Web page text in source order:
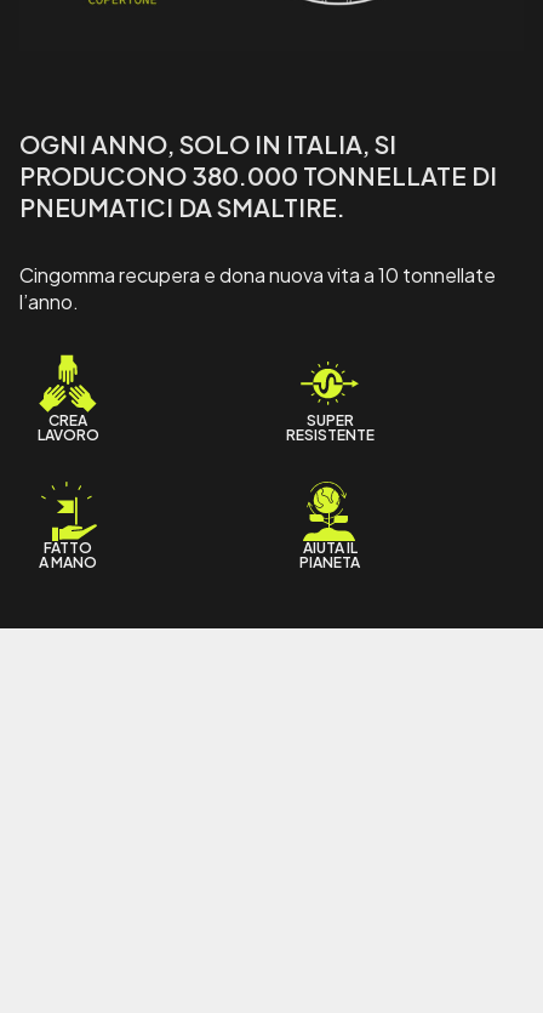
OGNI ANNO, SOLO IN ITALIA, SI
PRODUCONO 380.000 TONNELLATE DI
PNEUMATICI DA SMALTIRE.
Cingomma recupera e dona nuova vita a 10 tonnellate
l’anno.
CREA
LAVORO
SUPER
RESISTENTE
FATTO
A MANO
AIUTA IL
PIANETA